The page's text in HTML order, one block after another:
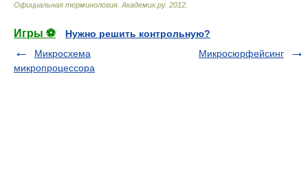
Официальная терминология Академик.ру. 2012
Игры ⚽
Нужно решить контрольную?
Микросхема
микропроцессора
Микросюрфейсинг